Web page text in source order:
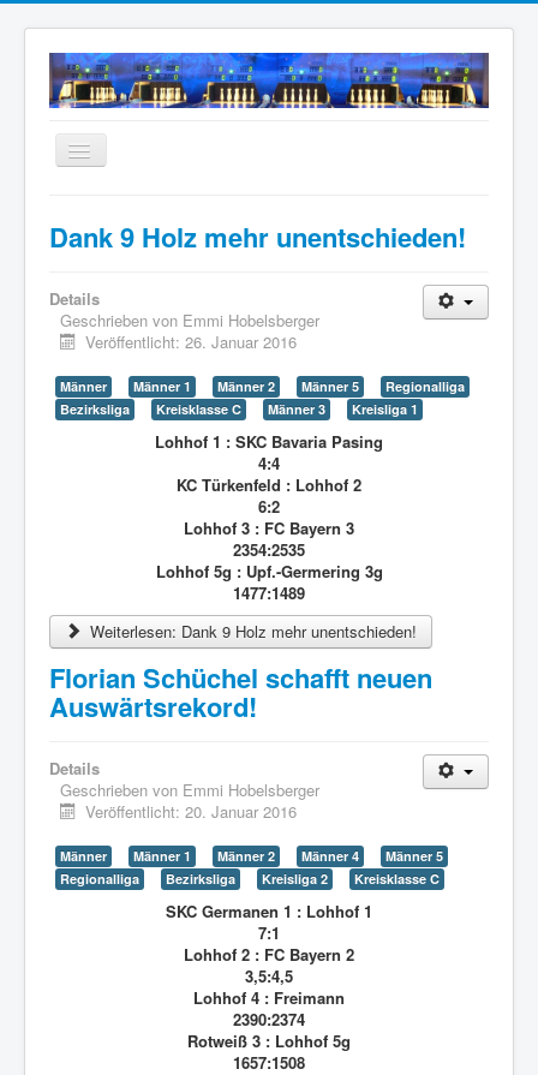
Navigation
an/aus
Neuigkeiten
Mannschaften
Termine
Wir über uns
Anfahrt
Dank 9 Holz mehr unentschieden!
Details
Geschrieben von Emmi Hobelsberger
Veröffentlicht: 26. Januar 2016
Männer Männer 1 Männer 2 Männer 5
Regionalliga
Bezirksliga
Kreisklasse C Männer 3 Kreisliga 1
Lohhof 1 : SKC Bavaria Pasing
4:4
KC Türkenfeld : Lohhof 2
6:2
Lohhof 3 : FC Bayern 3
2354:2535
Lohhof 5g : Upf.-Germering 3g
1477:1489
Weiterlesen: Dank 9 Holz mehr unentschieden!
Florian Schüchel schafft neuen
Auswärtsrekord!
Details
Geschrieben von Emmi Hobelsberger
Veröffentlicht: 20. Januar 2016
Männer Männer 1 Männer 2 Männer 4
Männer 5
Regionalliga
Bezirksliga Kreisliga 2 Kreisklasse C
SKC Germanen 1 : Lohhof 1
7:1
Lohhof 2 : FC Bayern 2
3,5:4,5
Lohhof 4 : Freimann
2390:2374
Rotweiß 3 : Lohhof 5g
1657:1508